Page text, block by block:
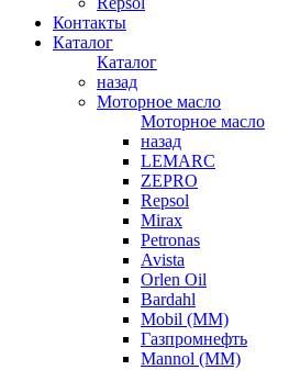
Контакты
Каталог
Каталог
назад
Моторное масло
Моторное масло
назад
LEMARC
ZEPRO
Repsol
Mirax
Petronas
Avista
Orlen Oil
Bardahl
Mobil (ММ)
Газпромнефть
Mannol (ММ)